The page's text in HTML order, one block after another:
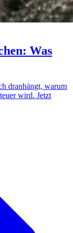
Was
dranhängt, warum
wird. Jetzt